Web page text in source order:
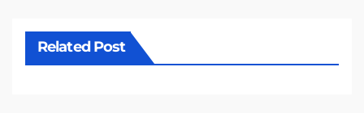
Related Post